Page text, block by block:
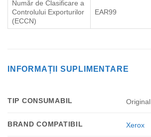
Număr de Clasificare a
Controlului Exporturilor
(ECCN)
EAR99
INFORMAȚII SUPLIMENTARE
TIP CONSUMABIL Original
BRAND COMPATIBIL Xerox